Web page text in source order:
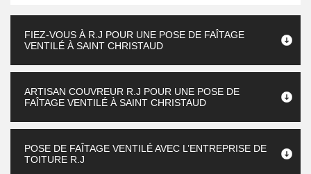
FIEZ-VOUS À R.J POUR UNE POSE DE FAÎTAGE
VENTILÉ À SAINT CHRISTAUD
ARTISAN COUVREUR R.J POUR UNE POSE DE
FAÎTAGE VENTILÉ À SAINT CHRISTAUD
POSE DE FAÎTAGE VENTILÉ AVEC L’ENTREPRISE DE
TOITURE R.J